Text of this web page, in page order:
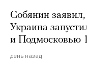
Собянин заявил,
Украина
и Подмосковью
день назад